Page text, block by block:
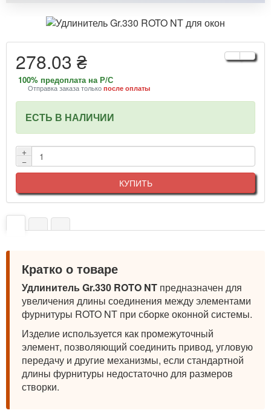
278.03 ₴
100% предоплата на Р/С
Отправка заказа только после оплаты
ЕСТЬ В НАЛИЧИИ
+
−
КУПИТЬ
Кратко о товаре
Удлинитель Gr.330 ROTO NT предназначен для
увеличения длины соединения между элементами
фурнитуры ROTO NT при сборке оконной системы.
Изделие используется как промежуточный
элемент, позволяющий соединить привод, угловую
передачу и другие механизмы, если стандартной
длины фурнитуры недостаточно для размеров
створки.